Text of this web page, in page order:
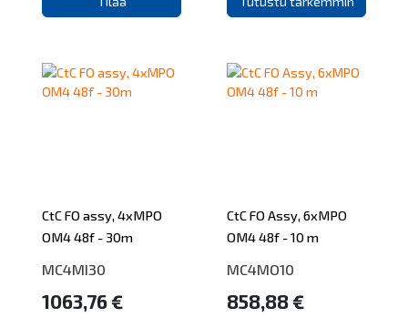
CtC FO assy, 4xMPO
OM4 48f - 30m
MC4MI30
1063,76 €
CtC FO Assy, 6xMPO
OM4 48f - 10 m
MC4MO10
858,88 €